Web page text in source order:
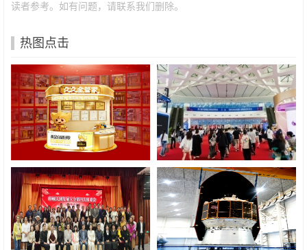
读者参考。如有问题，请联系我们删除。
热图点击